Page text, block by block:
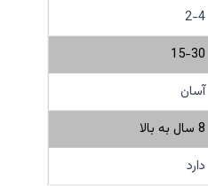
2-4
15-30
آسان
8 سال به بالا
دارد